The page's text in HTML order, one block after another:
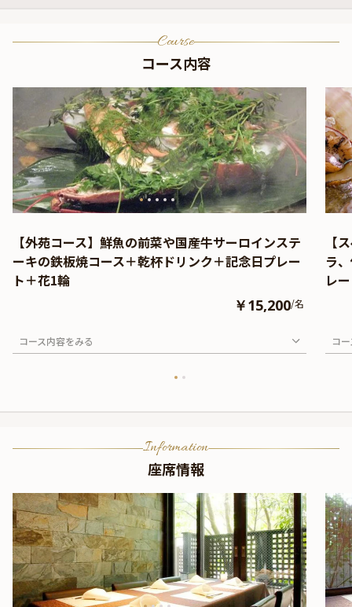
Course
コース内容
【外苑コース】鮮魚の前菜や国産牛サーロインステ
ーキの鉄板焼コース＋乾杯ドリンク＋記念日プレー
ト＋花1輪
￥15,200/名
コース内容をみる
【
ラ
レ
コ
Information
座席情報